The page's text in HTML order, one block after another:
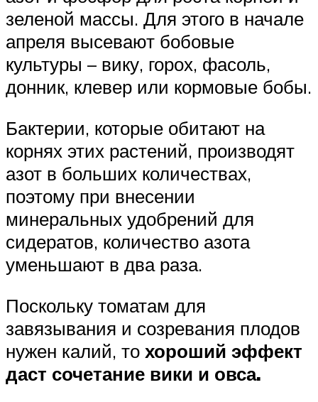
зеленой массы. Для этого в начале
апреля высевают бобовые
культуры – вику, горох, фасоль,
донник, клевер или кормовые бобы.
Бактерии, которые обитают на
корнях этих растений, производят
азот в больших количествах,
поэтому при внесении
минеральных удобрений для
сидератов, количество азота
уменьшают в два раза.
Поскольку томатам для
завязывания и созревания плодов
нужен калий, то хороший эффект
даст сочетание вики и овса.